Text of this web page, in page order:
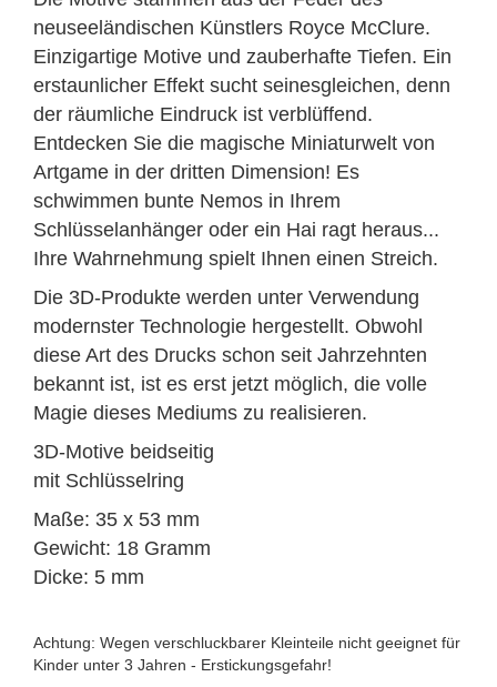
neuseeländischen Künstlers Royce McClure.
Einzigartige Motive und zauberhafte Tiefen. Ein
erstaunlicher Effekt sucht seinesgleichen, denn
der räumliche Eindruck ist verblüffend.
Entdecken Sie die magische Miniaturwelt von
Artgame in der dritten Dimension! Es
schwimmen bunte Nemos in Ihrem
Schlüsselanhänger oder ein Hai ragt heraus...
Ihre Wahrnehmung spielt Ihnen einen Streich.
Die 3D-Produkte werden unter Verwendung
modernster Technologie hergestellt. Obwohl
diese Art des Drucks schon seit Jahrzehnten
bekannt ist, ist es erst jetzt möglich, die volle
Magie dieses Mediums zu realisieren.
3D-Motive beidseitig
mit Schlüsselring
Maße: 35 x 53 mm
Gewicht: 18 Gramm
Dicke: 5 mm
Achtung: Wegen verschluckbarer Kleinteile nicht geeignet für
Kinder unter 3 Jahren - Erstickungsgefahr!